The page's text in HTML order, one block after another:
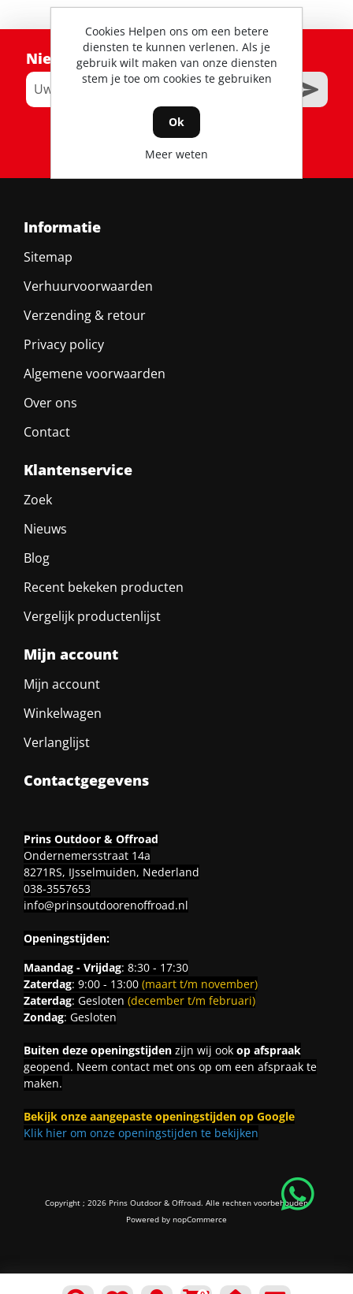
Nieuwsbrief
RSS
Informatie
Sitemap
Verhuurvoorwaarden
Verzending & retour
Privacy policy
Algemene voorwaarden
Over ons
Contact
Klantenservice
Zoek
Nieuws
Blog
Recent bekeken producten
Vergelijk productenlijst
Mijn account
Mijn account
Winkelwagen
Verlanglijst
Contactgegevens
Prins Outdoor & Offroad
Ondernemersstraat 14a
8271RS, IJsselmuiden, Nederland
038-3557653
info@prinsoutdoorenoffroad.nl
Openingstijden:
Maandag - Vrijdag: 8:30 - 17:30
Zaterdag: 9:00 - 13:00 (maart t/m november)
Zaterdag: Gesloten (december t/m februari)
Zondag: Gesloten
Buiten deze openingstijdenzijn wij ook op afspraak
geopend. Neem contact met ons op om een afspraak te
maken.
Bekijk onze aangepaste openingstijden op Google
Klik hier om onze openingstijden te bekijken
Copyright ; 2026 Prins Outdoor & Offroad. Alle rechten voorbehouden
Powered by nopCommerce
Cookies Helpen ons om een betere
diensten te kunnen verlenen. Als je
gebruik wilt maken van onze diensten
stem je toe om cookies te gebruiken
Ok
Meer weten